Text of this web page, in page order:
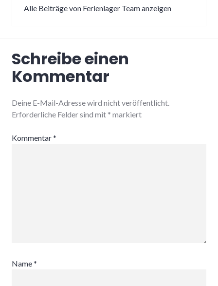
Alle Beiträge von Ferienlager Team anzeigen
Schreibe einen
Kommentar
Deine E-Mail-Adresse wird nicht veröffentlicht.
Erforderliche Felder sind mit * markiert
Kommentar*
Name*